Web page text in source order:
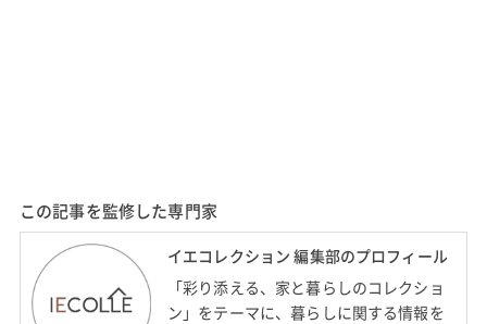
この記事を監修した専門家
イエコレクション 編集部のプロフィール
「彩り添える、家と暮らしのコレクショ
ン」をテーマに、暮らしに関する情報を